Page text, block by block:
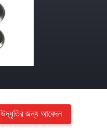
উদ্ধৃতির জন্য আবেদন